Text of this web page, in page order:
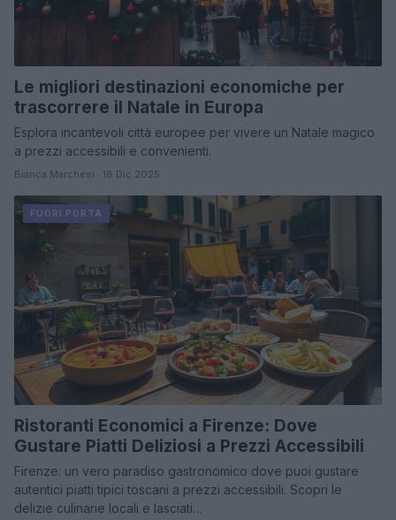
Le migliori destinazioni economiche per
trascorrere il Natale in Europa
Esplora incantevoli città europee per vivere un Natale magico
a prezzi accessibili e convenienti.
Bianca Marchesi · 18 Dic 2025
FUORI PORTA
Ristoranti Economici a Firenze: Dove
Gustare Piatti Deliziosi a Prezzi Accessibili
Firenze: un vero paradiso gastronomico dove puoi gustare
autentici piatti tipici toscani a prezzi accessibili. Scopri le
delizie culinarie locali e lasciati…